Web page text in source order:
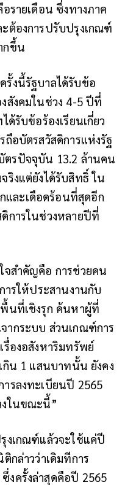
รายเดือน ซึ่งทางภาค
ต้องการปรับปรุงเกณฑ์
กขึ้น
รั้งนี้รัฐบาลได้รับข้อ
สังคมในช่วง 4-5 ปีที่
ด้รับข้อร้องเรียนเกี่ยว
ถือบัตรสวัสดิการแห่งรัฐ
ตรปัจจุบัน 13.2 ล้านคน
ริงแต่ยังได้รับสิทธิ์ ใน
ละเดือดร้อนที่สุดอีก
ดิการในช่วงหลายปีที่
จสำคัญคือ การช่วยคน
ารให้ประสานงานกับ
นที่เชิงรุก ค้นหาผู้ที่
ากระบบ ส่วนเกณฑ์การ
องอสังหาริมทรัพย์
กิน 1 แสนบาทนั้น ยังคง
รลงทะเบียนปี 2565
งในขณะนี้”
งเกณฑ์แล้วจะใช้แค่ปี
กล่าวว่าเดิมทีการ
ครั้งล่าสุดคือปี 2565